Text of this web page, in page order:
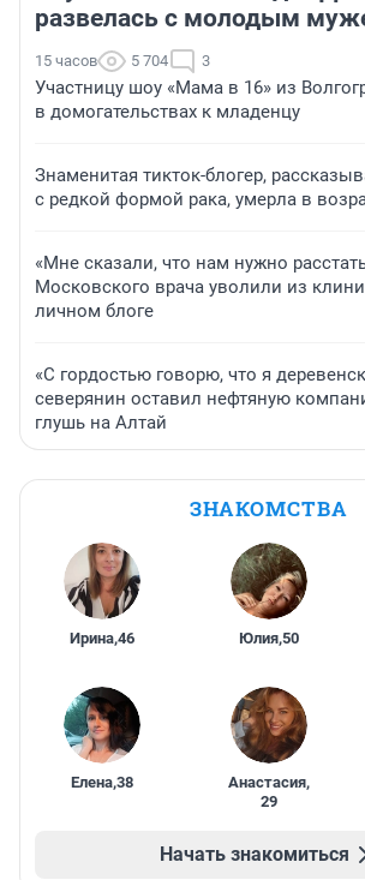
развелась с молодым
15 часов 5 704 3
Участницу шоу «Мама в 16» из
в домогательствах к младенцу
Знаменитая тикток-блогер,
с редкой формой рака, умерла в
«Мне сказали, что нам нужно
Московского врача уволили из
личном блоге
«С гордостью говорю, что я
северянин оставил нефтяную
глушь на Алтай
ЗНАКОМСТВА
Ирина,46 Юлия,50
Елена,38 Анастасия,
29
Начать знакомиться